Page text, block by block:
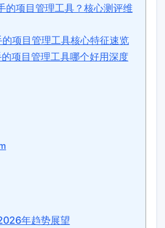
的项目管理工具？核心测评维
项目管理工具核心特征速览
项目管理工具哪个好用深度
年趋势展望